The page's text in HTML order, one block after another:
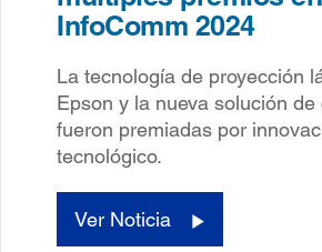
InfoComm 2024
La tecnología de proyección
Epson y la nueva solución de
fueron premiadas por
tecnológico.
Ver Noticia